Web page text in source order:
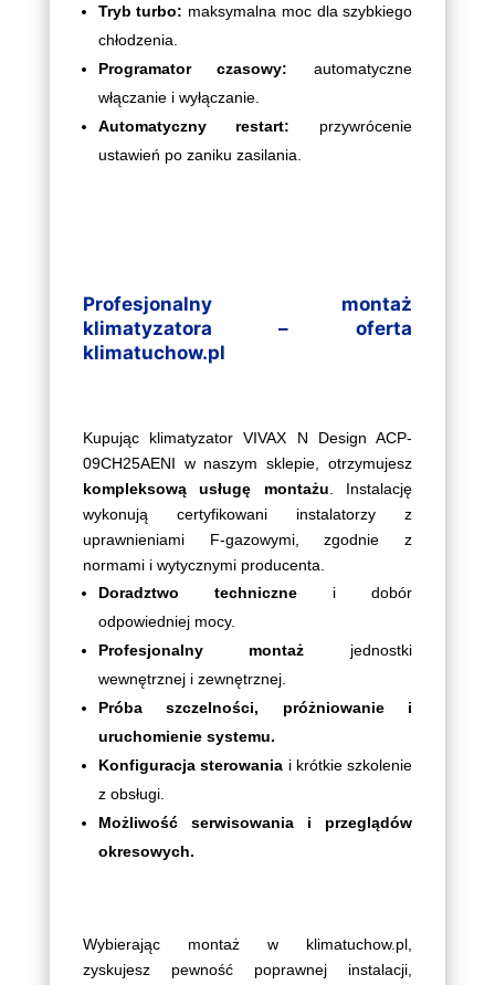
Tryb turbo: maksymalna moc dla szybkiego
chłodzenia.
Programator czasowy: automatyczne
włączanie i wyłączanie.
Automatyczny restart: przywrócenie
ustawień po zaniku zasilania.
Profesjonalny montaż
klimatyzatora – oferta
klimatuchow.pl
Kupując klimatyzator VIVAX N Design ACP-
09CH25AENI w naszym sklepie, otrzymujesz
kompleksową usługę montażu. Instalację
wykonują certyfikowani instalatorzy z
uprawnieniami F-gazowymi, zgodnie z
normami i wytycznymi producenta.
Doradztwo technicznei dobór
odpowiedniej mocy.
Profesjonalny montaż jednostki
wewnętrznej i zewnętrznej.
Próba szczelności, próżniowanie i
uruchomienie systemu.
Konfiguracja sterowania i krótkie szkolenie
z obsługi.
Możliwość serwisowania i przeglądów
okresowych.
Wybierając montaż w klimatuchow.pl,
zyskujesz pewność poprawnej instalacji,